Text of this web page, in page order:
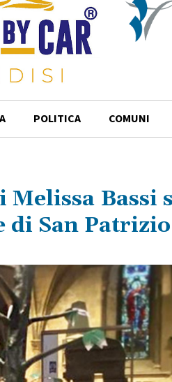
POLITICA COMUNI
Melissa Bassi
di San